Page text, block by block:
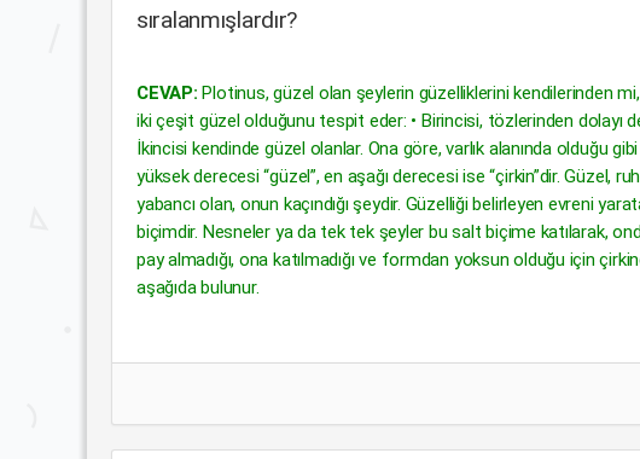
sıralanmışlardır?
CEVAP: Plotinus, güzel olan şeylerin güzelliklerini kendilerinden mi,
iki çeşit güzel olduğunu tespit eder: • Birincisi, tözlerinden dolayı
İkincisi kendinde güzel olanlar. Ona göre, varlık alanında olduğu
yüksek derecesi “güzel”, en aşağı derecesi ise “çirkin”dir. Güzel,
yabancı olan, onun kaçındığı şeydir. Güzelliği belirleyen evreni
biçimdir. Nesneler ya da tek tek şeyler bu salt biçime katılarak,
pay almadığı, ona katılmadığı ve formdan yoksun olduğu için
aşağıda bulunur.